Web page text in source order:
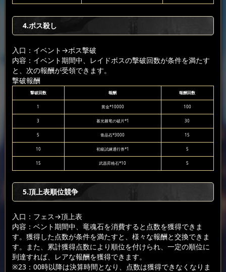
4.ボス殺し
入口：イベント →ボス撃破
内容：イベント期間中、レイドボスの撃破回数が条件を満たす
と、次の報酬が受領できます。
撃破報酬
撃破回数 報酬 報酬回数
1 黄金*10000 100
3 暮光棘竜の破片*1 30
5 青晶石*3000 15
10 初級試練通行券*1 5
15 武器昇格石*10 5
5.頂上表順位競争
入口：フェス→頂上表
内容：ベント期間中、竜魂石を消費すると点数を獲得できま
す。獲得した点数が条件を満たすと、様々な報酬と交換できま
す。また、累計獲得点数により順位を付けられ、一定の順位に
到達すれば、レアな報酬を獲得できます。
※23：00時以降は決算時間となり、点数は獲得できなくなりま